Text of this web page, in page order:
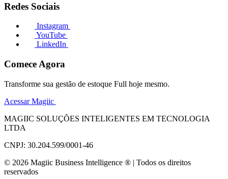
Redes Sociais
Instagram
YouTube
LinkedIn
Comece Agora
Transforme sua gestão de estoque Full hoje mesmo.
Acessar Magiic
MAGIIC SOLUÇÕES INTELIGENTES EM TECNOLOGIA
LTDA
CNPJ: 30.204.599/0001-46
© 2026 Magiic Business Intelligence ® | Todos os direitos
reservados